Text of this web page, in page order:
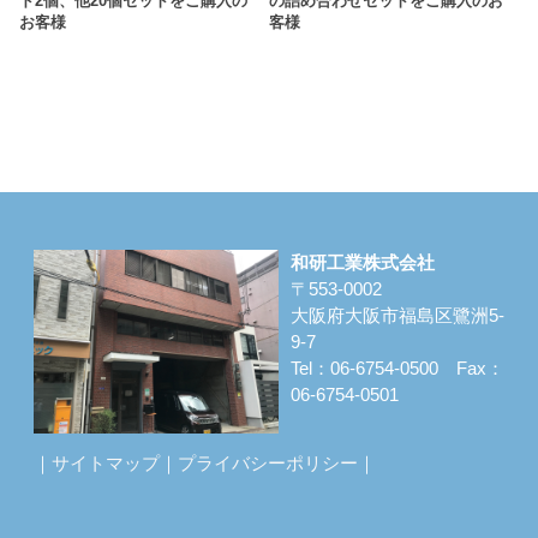
お客様
客様
和研工業株式会社
〒553-0002
大阪府大阪市福島区鷺洲5-
9-7
Tel：06-6754-0500 Fax：
06-6754-0501
サイトマップ｜ プライバシーポリシー